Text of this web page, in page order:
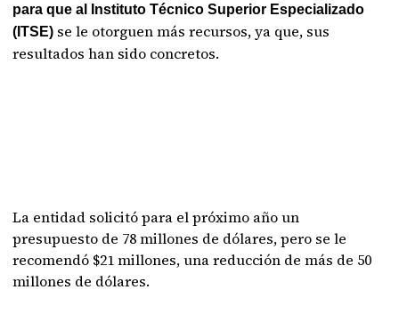
para que al Instituto Técnico Superior Especializado
(ITSE) se le otorguen más recursos, ya que, sus
resultados han sido concretos.
La entidad solicitó para el próximo año un
presupuesto de 78 millones de dólares, pero se le
recomendó $21 millones, una reducción de más de 50
millones de dólares.